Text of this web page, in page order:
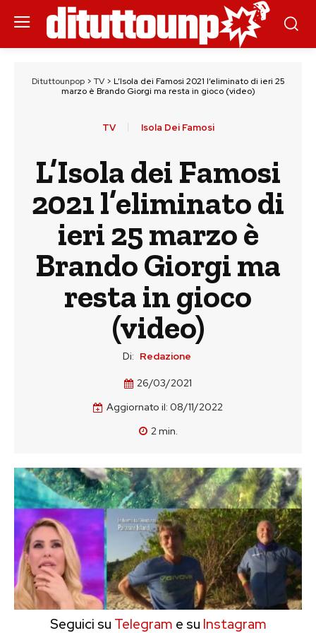
Dituttounpop> TV> L’Isola dei Famosi 2021 l’eliminato di ieri 25
marzo è Brando Giorgi ma resta in gioco (video)
TV Isola Dei Famosi
L’Isola dei Famosi
2021 l’eliminato di
ieri 25 marzo è
Brando Giorgi ma
resta in gioco
(video)
Di: Redazione
26/03/2021
Aggiornato il: 08/11/2022
2min.
Seguici su Telegram e su Instagram